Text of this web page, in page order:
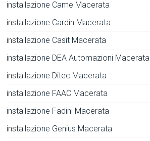
installazione Came Macerata
installazione Cardin Macerata
installazione Casit Macerata
installazione DEA Automazioni Macerata
installazione Ditec Macerata
installazione FAAC Macerata
installazione Fadini Macerata
installazione Genius Macerata